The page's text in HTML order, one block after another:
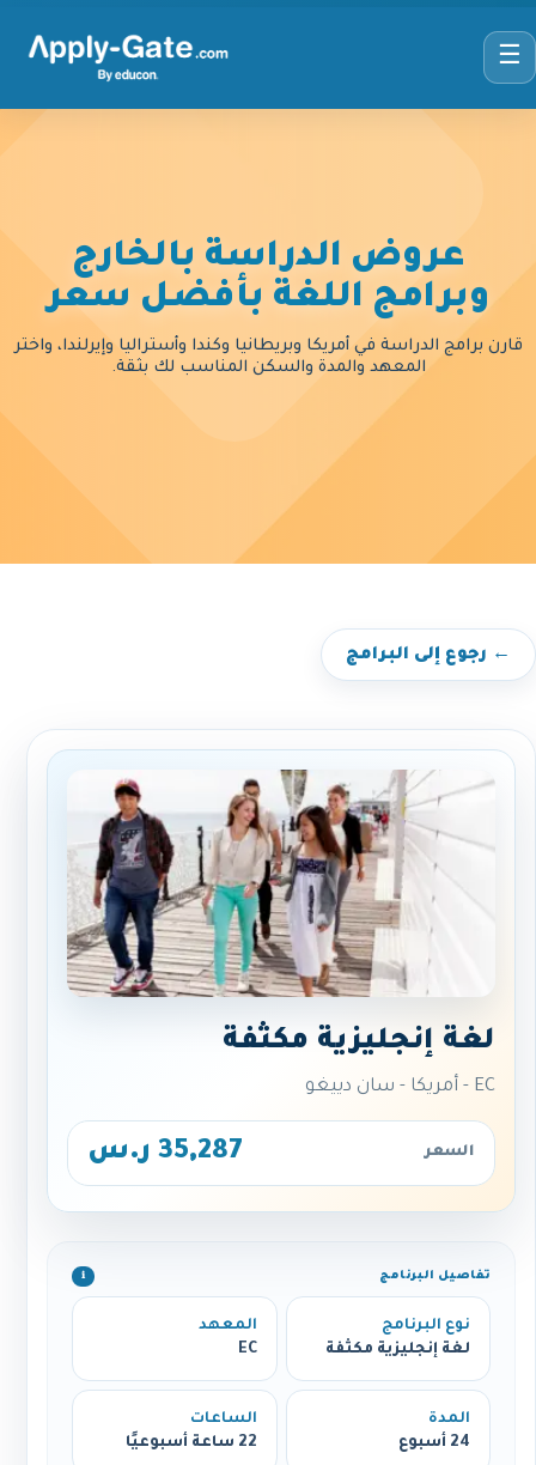
☰
عروض الدراسة بالخارج
وبرامج اللغة بأفضل سعر
قارن برامج الدراسة في أمريكا وبريطانيا وكندا وأستراليا وإيرلندا، واختر
المعهد والمدة والسكن المناسب لك بثقة.
← رجوع إلى البرامج
لغة إنجليزية مكثفة
EC - أمريكا - سان دييغو
السعر 35,287 ر.س
تفاصيل البرنامج ℹ️
نوع البرنامج
لغة إنجليزية مكثفة
المعهد
EC
المدة
24 أسبوع
الساعات
22 ساعة أسبوعيًا